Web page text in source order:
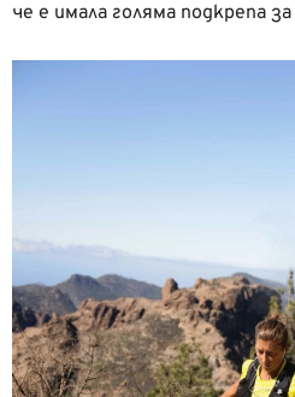
че е имала голяма подкрепа